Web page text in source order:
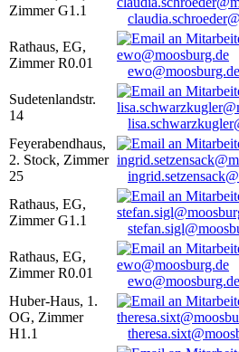
Zimmer G1.1
Rathaus, EG,
Zimmer R0.01
ewo@moosburg.de
Sudetenlandstr.
14
Feyerabendhaus,
2. Stock, Zimmer
25
Rathaus, EG,
Zimmer G1.1
Rathaus, EG,
Zimmer R0.01
ewo@moosburg.de
Huber-Haus, 1.
OG, Zimmer
H1.1